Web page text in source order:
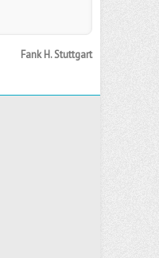
Fank H. Stuttgart